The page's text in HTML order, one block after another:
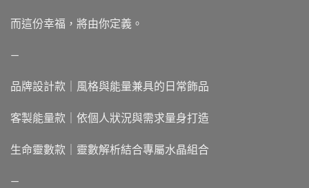
而這份幸福，將由你定義。
—
品牌設計款｜風格與能量兼具的日常飾品
客製能量款｜依個人狀況與需求量身打造
生命靈數款｜靈數解析結合專屬水晶組合
—